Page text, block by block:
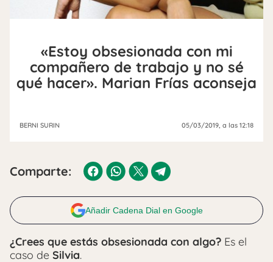
«Estoy obsesionada con mi
compañero de trabajo y no sé
qué hacer». Marian Frías aconseja
BERNI SURIN 05/03/2019 , a las 12:18
Comparte:
Añadir Cadena Dial en Google
¿Crees que estás obsesionada con algo? Es el
caso de Silvia.